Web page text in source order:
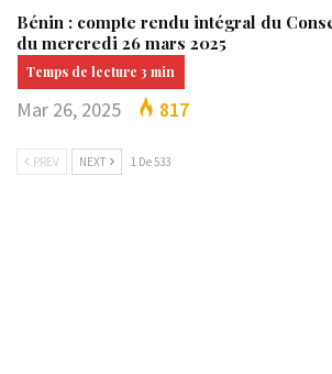
Bénin : compte rendu intégral du
du mercredi 26 mars 2025
Mar 26, 2025 817
PREV NEXT 1 De 533